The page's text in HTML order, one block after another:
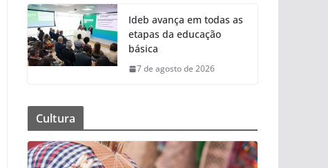
Ideb avança em todas as
etapas da educação
básica
7 de agosto de 2026
Cultura